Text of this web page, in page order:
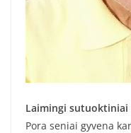
Laimingi sutuoktiniai
Pora seniai gyvena